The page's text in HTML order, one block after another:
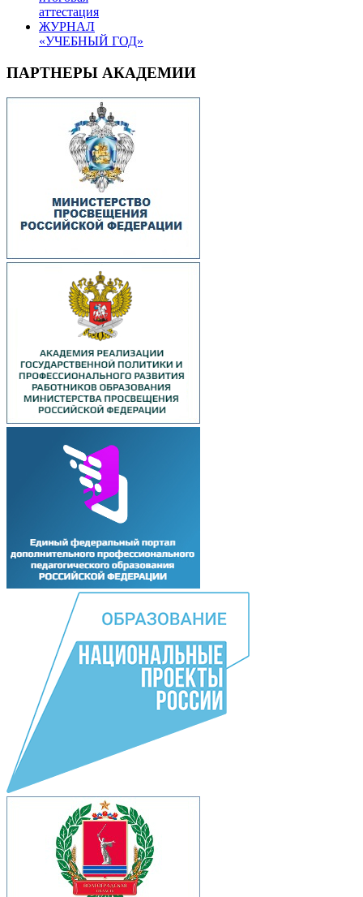
аттестация
ЖУРНАЛ
«УЧЕБНЫЙ ГОД»
ПАРТНЕРЫ АКАДЕМИИ